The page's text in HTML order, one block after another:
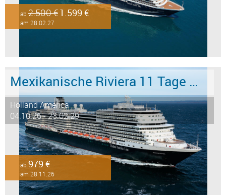
ab 2.500 €1.599 €
am 28.02.27
Mexikanische Riviera 11 Tage ab/an San Diego
Holland America
04.10.26 - 23.02.29
ab 979 €
am 28.11.26